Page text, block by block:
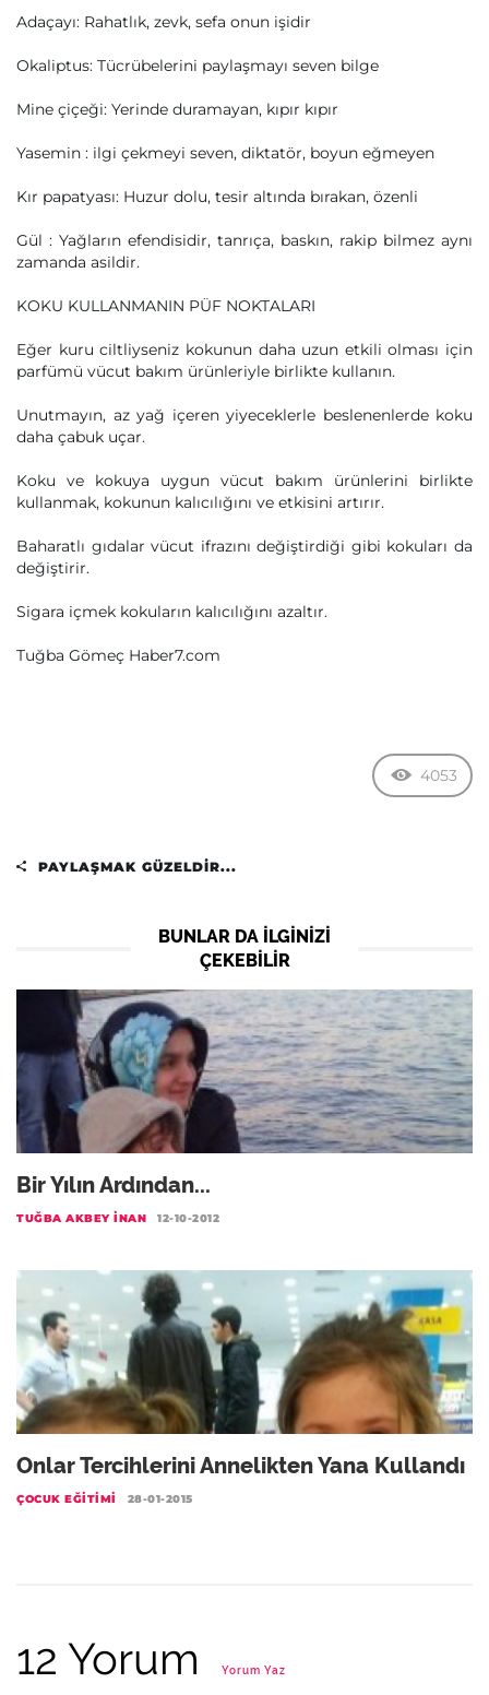
Adaçayı: Rahatlık, zevk, sefa onun işidir
Okaliptus: Tücrübelerini paylaşmayı seven bilge
Mine çiçeği: Yerinde duramayan, kıpır kıpır
Yasemin : ilgi çekmeyi seven, diktatör, boyun eğmeyen
Kır papatyası: Huzur dolu, tesir altında bırakan, özenli
Gül : Yağların efendisidir, tanrıça, baskın, rakip bilmez aynı
zamanda asildir.
KOKU KULLANMANIN PÜF NOKTALARI
Eğer kuru ciltliyseniz kokunun daha uzun etkili olması için
parfümü vücut bakım ürünleriyle birlikte kullanın.
Unutmayın, az yağ içeren yiyeceklerle beslenenlerde koku
daha çabuk uçar.
Koku ve kokuya uygun vücut bakım ürünlerini birlikte
kullanmak, kokunun kalıcılığını ve etkisini artırır.
Baharatlı gıdalar vücut ifrazını değiştirdiği gibi kokuları da
değiştirir.
Sigara içmek kokuların kalıcılığını azaltır.
Tuğba Gömeç Haber7.com
4053
PAYLAŞMAK GÜZELDIR...
BUNLAR DA ILGINIZI
ÇEKEBILIR
Bir Yılın Ardından...
TUĞBA AKBEY İNAN 12-10-2012
Onlar Tercihlerini Annelikten Yana Kullandı
ÇOCUK EĞITIMI 28-01-2015
12 Yorum Yorum Yaz